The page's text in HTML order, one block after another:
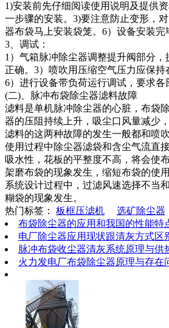
1)安装前先仔细阅读使用说明及提供
一步骤的安装。3)要注意防止变形，
器布袋马上安装袋笼。6）设备安装完
3、调试：
1）气箱脉冲除尘器调整提升阀部分
正确。3）喷吹用压缩空气压力应保
6）进行设备带负荷运行调试，要求
(二)、脉冲布袋除尘器滤料故障
滤料是单机脉冲除尘器的心脏，布袋
器的压阻持续上升，吸尘口风量减少
滤料的这两种故障的发生一般都和喷
使用过程中除尘器滤袋和含尘气流直
吸水性，花板的平整度不高，将会使
架磨布袋的现象发生，缩短布袋的使用
系统设计过程中，过滤风速选择不当
糊袋的现象发生。
热门标签： 板框压滤机 选矿除尘器
布袋除尘器的应用和我国的性能特
电厂除尘器应用现状跟清灰方式区
脉冲布袋收尘器清灰系统原理与供
火力发电厂布袋除尘器原理与存在